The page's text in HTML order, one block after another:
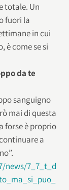
totale. Un
fuori la
in cui
è come se si
da te
sanguigno
mai di questa
forse è proprio
a
news/7_7_t_d